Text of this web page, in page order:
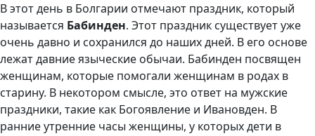
В этот день в Болгарии отмечают праздник, который
называется Бабинден. Этот праздник существует уже
очень давно и сохранился до наших дней. В его основе
лежат давние языческие обычаи. Бабинден посвящен
женщинам, которые помогали женщинам в родах в
старину. В некотором смысле, это ответ на мужские
праздники, такие как Богоявление и Ивановден. В
ранние утренние часы женщины, у которых дети в